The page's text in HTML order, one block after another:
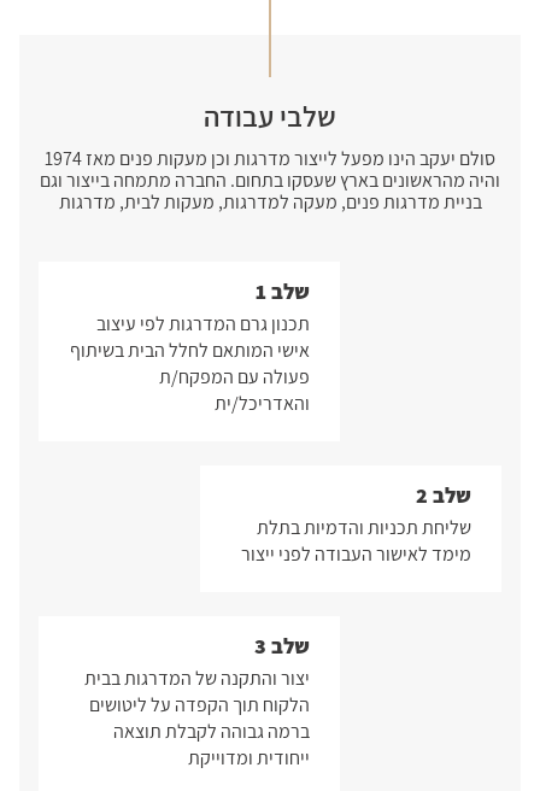
שלבי עבודה
סולם יעקב הינו מפעל לייצור מדרגות וכן מעקות פנים מאז 1974
והיה מהראשונים בארץ שעסקו בתחום. החברה מתמחה בייצור וגם
בניית מדרגות פנים, מעקה למדרגות, מעקות לבית, מדרגות
שלב 1
תכנון גרם המדרגות לפי עיצוב
אישי המותאם לחלל הבית בשיתוף
פעולה עם המפקח/ת
והאדריכל/ית
שלב 2
שליחת תכניות והדמיות בתלת
מימד לאישור העבודה לפני ייצור
שלב 3
יצור והתקנה של המדרגות בבית
הלקוח תוך הקפדה על ליטושים
ברמה גבוהה לקבלת תוצאה
ייחודית ומדוייקת